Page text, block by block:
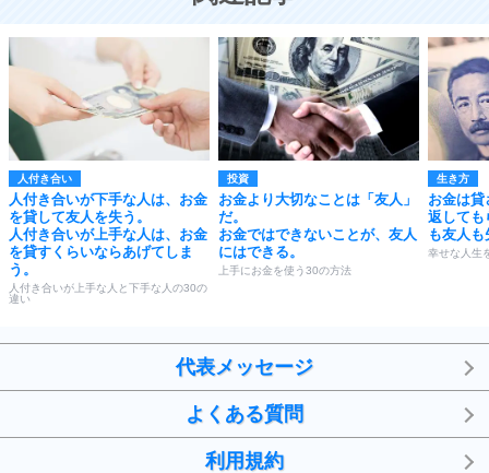
人付き合い
人付き合いが下手な人は、お金
を貸して友人を失う。
人付き合いが上手な人は、お金
を貸すくらいならあげてしま
う。
人付き合いが上手な人と下手な人の30の
違い
投資
お金より大切なことは「友人」
だ。
お金ではできないことが、友人
にはできる。
上手にお金を使う30の方法
生き方
お金は貸
返しても
も友人
幸せな人生
代表メッセージ
よくある質問
利用規約